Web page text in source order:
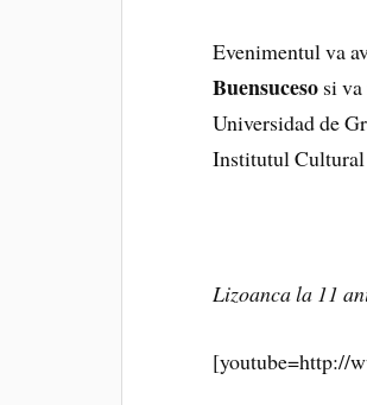
Evenimentul va
Buensuceso si
Universidad de
Institutul Cultural
Lizoanca la 11
[youtube=http://